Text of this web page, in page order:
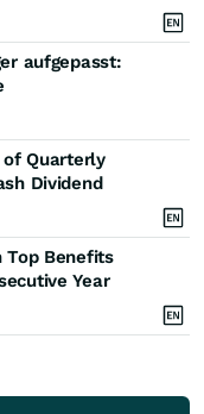
aufgepasst:
of Quarterly
Dividend
Top Benefits
Year